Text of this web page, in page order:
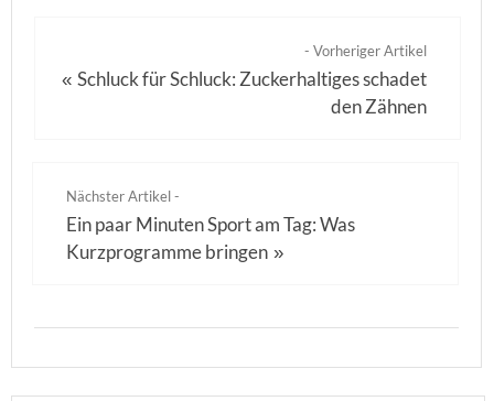
- Vorheriger Artikel
«Schluck für Schluck: Zuckerhaltiges schadet
den Zähnen
Nächster Artikel -
Ein paar Minuten Sport am Tag: Was
Kurzprogramme bringen »